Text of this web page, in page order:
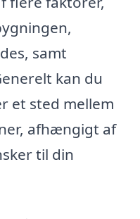
samt
kan du
et sted mellem
afhængigt af
til din